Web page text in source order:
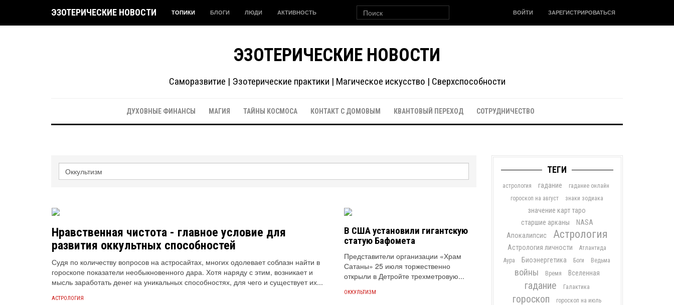
ЭЗОТЕРИЧЕСКИЕ НОВОСТИ ТОПИКИ БЛОГИ ЛЮДИ АКТИВНОСТЬ ВОЙТИ ЗАРЕГИСТРИРОВАТЬСЯ
ЭЗОТЕРИЧЕСКИЕ НОВОСТИ
Саморазвитие | Эзотерические практики | Магическое искусство | Сверхспособности
ДУХОВНЫЕ ФИНАНСЫ МАГИЯ ТАЙНЫ КОСМОСА КОНТАКТ С ДОМОВЫМ КВАНТОВЫЙ ПЕРЕХОД СОТРУДНИЧЕСТВО
Нравственная чистота - главное условие для
развития оккультных способностей
Судя по количеству вопросов на астросайтах, многих одолевает соблазн найти в
гороскопе показатели необыкновенного дара. Хотя наряду с этим, возникает и
мысль заработать денег на уникальных способностях, для чего и существует их...
АСТРОЛОГИЯ
В США установили гигантскую
статую Бафомета
Представители организации «Храм
Сатаны» 25 июля торжественно
открыли в Детройте трехметровую...
ОККУЛЬТИЗМ
ТЕГИ
астрология гадание
гадание онлайн
гороскоп на август
знаки зодиака
значение карт таро
старшие арканы
NASA
Апокалипсис
Астрология
Астрология личности
Атлантида
Аура
Биоэнергетика Боги Ведьма
войны Время Вселенная
гадание Галактика
гороскоп
гороскоп на июль